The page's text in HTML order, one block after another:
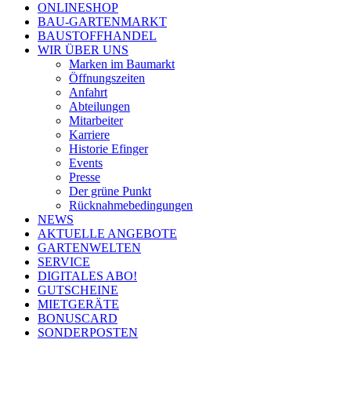
ONLINESHOP
BAU-GARTENMARKT
BAUSTOFFHANDEL
WIR ÜBER UNS
Marken im Baumarkt
Öffnungszeiten
Anfahrt
Abteilungen
Mitarbeiter
Karriere
Historie Efinger
Events
Presse
Der grüne Punkt
Rücknahmebedingungen
NEWS
AKTUELLE ANGEBOTE
GARTENWELTEN
SERVICE
DIGITALES ABO!
GUTSCHEINE
MIETGERÄTE
BONUSCARD
SONDERPOSTEN